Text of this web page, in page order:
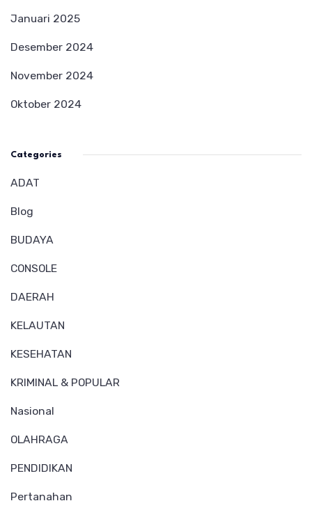
Januari 2025
Desember 2024
November 2024
Oktober 2024
Categories
ADAT
Blog
BUDAYA
CONSOLE
DAERAH
KELAUTAN
KESEHATAN
KRIMINAL & POPULAR
Nasional
OLAHRAGA
PENDIDIKAN
Pertanahan